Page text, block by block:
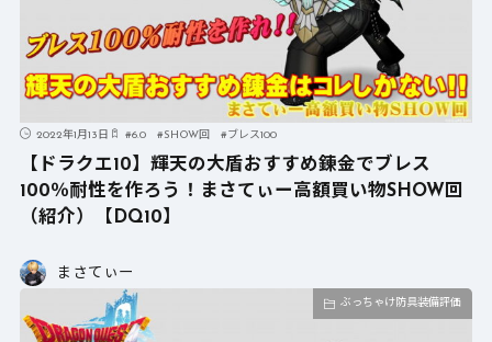
2022年1月13日 #6.0 #SHOW回 #ブレス100
【ドラクエ10】輝天の大盾おすすめ錬金でブレス
100％耐性を作ろう！まさてぃー高額買い物SHOW回
（紹介）【DQ10】
まさてぃー
ぶっちゃけ防具装備評価